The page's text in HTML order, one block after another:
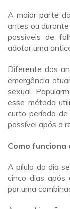
A maior parte
antes ou
passiveis de
adotar uma
Diferente dos
emergência
sexual.
esse método
curto período
possível após a
Como funciona
A pílula do dia
cinco dias após
por uma